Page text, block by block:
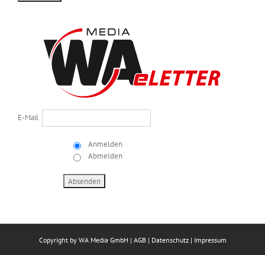
E-Mail
Anmelden
Abmelden
Copyright by WA Media GmbH | AGB| Datenschutz| Impressum